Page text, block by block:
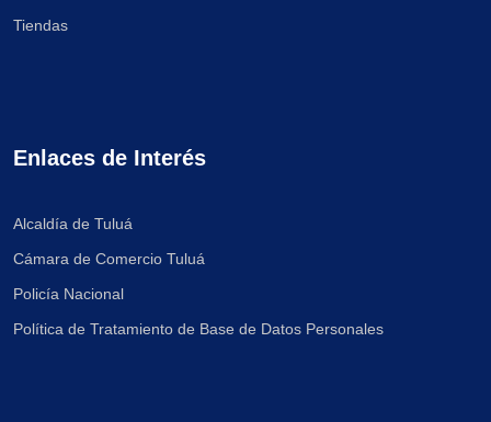
Tiendas
Enlaces de Interés
Alcaldía de Tuluá
Cámara de Comercio Tuluá
Policía Nacional
Política de Tratamiento de Base de Datos Personales